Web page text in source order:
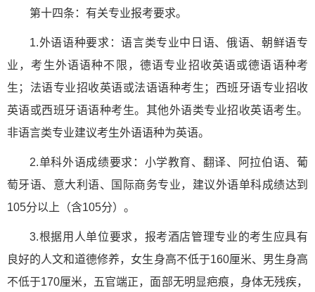
第十四条：有关专业报考要求。
1.外语语种要求：语言类专业中日语、俄语、朝鲜语专
业，考生外语语种不限，德语专业招收英语或德语语种考
生；法语专业招收英语或法语语种考生；西班牙语专业招收
英语或西班牙语语种考生。其他外语类专业招收英语考生。
非语言类专业建议考生外语语种为英语。
2.单科外语成绩要求：小学教育、翻译、阿拉伯语、葡
萄牙语、意大利语、国际商务专业，建议外语单科成绩达到
105分以上（含105分）。
3.根据用人单位要求，报考酒店管理专业的考生应具有
良好的人文和道德修养，女生身高不低于160厘米、男生身高
不低于170厘米，五官端正，面部无明显疤痕，身体无残疾，